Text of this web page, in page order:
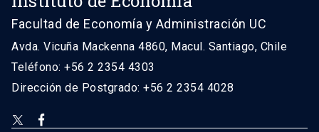
Facultad de Economía y Administración UC
Avda. Vicuña Mackenna 4860, Macul. Santiago, Chile
Teléfono: +56 2 2354 4303
Dirección de Postgrado: +56 2 2354 4028